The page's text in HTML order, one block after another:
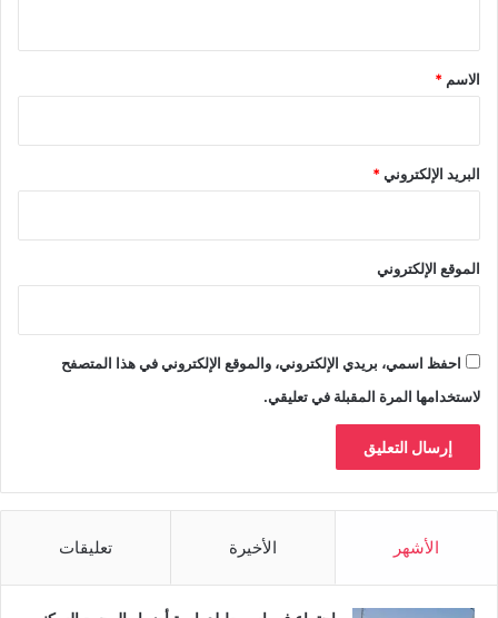
*
الاسم *
البريد الإلكتروني*
الموقع الإلكتروني
احفظ اسمي، بريدي الإلكتروني، والموقع الإلكتروني في هذا المتصفح
لاستخدامها المرة المقبلة في تعليقي.
الأشهر الأخيرة تعليقات